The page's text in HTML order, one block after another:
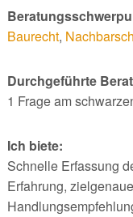
Baurecht,
Durchgeführte
1 Frage am
Ich biete:
Schnelle Erfassung
Erfahrung,